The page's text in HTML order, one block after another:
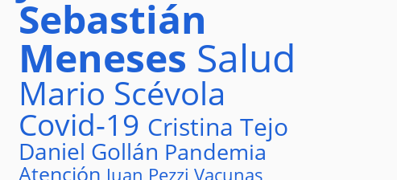
Sebastián
Meneses Salud
Mario Scévola
Covid-19 Cristina Tejo
Daniel Gollán Pandemia
Atención Juan Pezzi Vacunas